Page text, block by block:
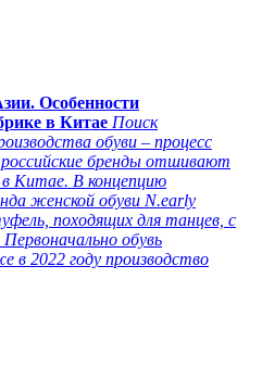
Особенности
в Китае Поиск
обуви – процесс
бренды отшивают
в Китае. В концепцию
женской обуви N.early
походящих для танцев, с
Первоначально обувь
в 2022 году производство